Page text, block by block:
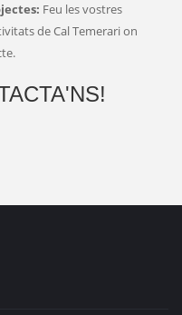
Feu les vostres
de Cal Temerari on